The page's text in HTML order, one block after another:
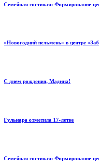
Семейная гостиная: Формирование
«Новогодний пельмень» в центре
С днем рождения, Мадина!
Гульнара отметила 17‑летие
Семейная гостиная: Формирование